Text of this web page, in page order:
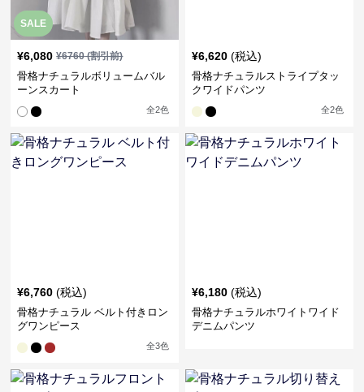
SALE
¥6,080 ¥6760(割引前)
骨格ナチュラルボリュームバル
ーンスカート
全2色
¥6,620 (税込)
骨格ナチュラルストライプタッ
クワイドパンツ
全2色
¥6,760 (税込)
骨格ナチュラル ベルト付きロン
グワンピース
全3色
¥6,180 (税込)
骨格ナチュラルホワイトワイド
デニムパンツ